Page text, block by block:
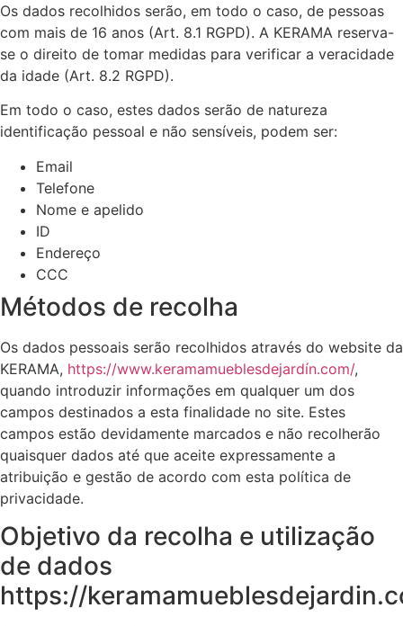
Os dados recolhidos serão, em todo o caso, de pessoas
com mais de 16 anos (Art. 8.1 RGPD). A KERAMA reserva-
se o direito de tomar medidas para verificar a veracidade
da idade (Art. 8.2 RGPD).
Em todo o caso, estes dados serão de natureza
identificação pessoal e não sensíveis, podem ser:
Email
Telefone
Nome e apelido
ID
Endereço
CCC
Métodos de recolha
Os dados pessoais serão recolhidos através do website da
KERAMA, https://www.keramamueblesdejardín.com/,
quando introduzir informações em qualquer um dos
campos destinados a esta finalidade no site. Estes
campos estão devidamente marcados e não recolherão
quaisquer dados até que aceite expressamente a
atribuição e gestão de acordo com esta política de
privacidade.
Objetivo da recolha e utilização
de dados
https://